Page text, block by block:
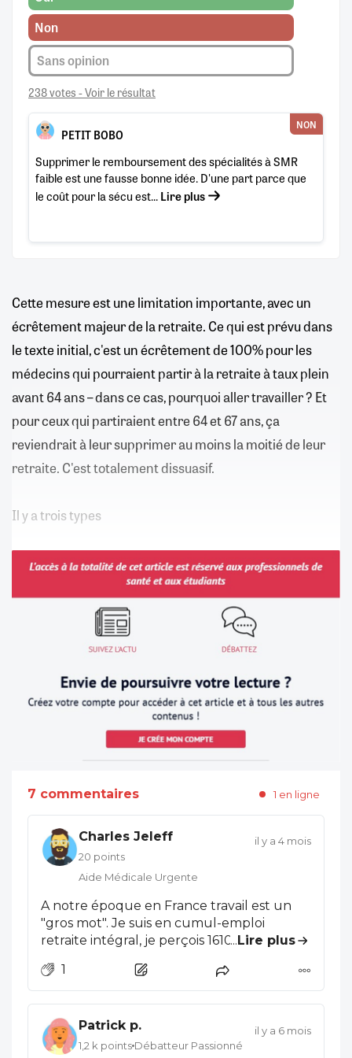
Non
Sans opinion
238 votes - Voir le résultat
PETIT BOBO
NON
Supprimer le remboursement des spécialités à SMR
faible est une fausse bonne idée. D'une part parce que
le coût pour la sécu est...Lire plus
Cette mesure est une limitation importante, avec un
écrêtement majeur de la retraite. Ce qui est prévu dans
le texte initial, c'est un écrêtement de 100% pour les
médecins qui pourraient partir à la retraite à taux plein
avant 64 ans – dans ce cas, pourquoi aller travailler ? Et
pour ceux qui partiraient entre 64 et 67 ans, ça
reviendrait à leur supprimer au moins la moitié de leur
retraite. C'est totalement dissuasif.
Il y a trois types
7 commentaires 1 en ligne
Charles Jeleff
20 points
Aide Médicale Urgente
il y a 4 mois
A notre époque en France travail est un
"gros mot". Je suis en cumul-emploi
retraite intégral, je perçois 1610 euros de
carrière est surtout hospitalière) et je
continue à verser 2400 euros à la CARMF
cela me donnera accès à une
revalorisation, et de combien. Il faut quand
... Lire plus
1
Patrick p.
1,2 k points Débatteur Passionné
il y a 6 mois